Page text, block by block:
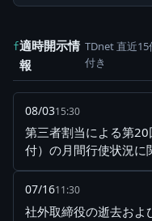
f適時開示情
報
TDnet 直近15
付き
08/0315:30
第三者割当による第
付）の月間行使状況に
07/1611:30
社外取締役の逝去およ